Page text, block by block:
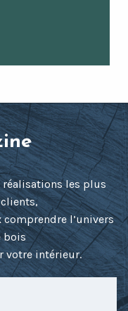
les plus
l’univers
bois
votre intérieur.